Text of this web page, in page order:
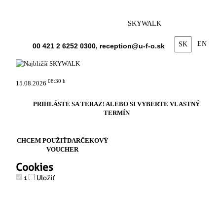
SKYWALK
00 421 2 6252 0300, reception@u-f-o.sk SK EN
15.08.2026 08:30 h
PRIHLÁSTE SA TERAZ! ALEBO SI VYBERTE VLASTNÝ
TERMÍN
CHCEM POUŽIŤDARČEKOVÝ
VOUCHER
Cookies
1 Uložiť